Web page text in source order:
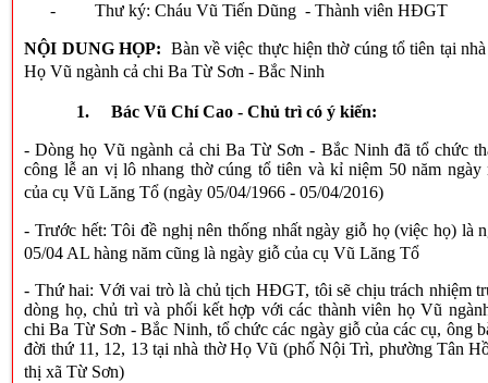
- Thư ký: Cháu Vũ Tiến Dũng - Thành viên HĐGT
NỘI DUNG HỌP: Bàn về việc thực hiện thờ cúng tổ tiên tại
Họ Vũ ngành cả chi Ba Từ Sơn - Bắc Ninh
1. Bác Vũ Chí Cao - Chủ trì có ý kiến:
- Dòng họ Vũ ngành cả chi Ba Từ Sơn - Bắc Ninh đã tổ chức
công lễ an vị lô nhang thờ cúng tổ tiên và kỉ niệm 50 năm ngày
của cụ Vũ Lăng Tổ (ngày 05/04/1966 - 05/04/2016)
- Trước hết: Tôi đề nghị nên thống nhất ngày giỗ họ (việc họ) là
05/04 AL hàng năm cũng là ngày giỗ của cụ Vũ Lăng Tổ
- Thứ hai: Với vai trò là chủ tịch HĐGT, tôi sẽ chịu trách nhiệm
dòng họ, chủ trì và phối kết hợp với các thành viên họ Vũ
chi Ba Từ Sơn - Bắc Ninh, tổ chức các ngày giỗ của các cụ, ông
đời thứ 11, 12, 13 tại nhà thờ Họ Vũ (phố Nội Trì, phường Tân
thị xã Từ Sơn)